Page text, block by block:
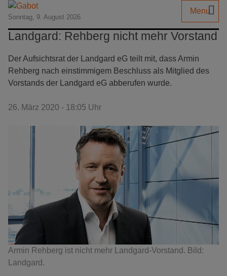
Sonntag, 9. August 2026
Menu
Landgard: Rehberg nicht mehr Vorstand
Der Aufsichtsrat der Landgard eG teilt mit, dass Armin
Rehberg nach einstimmigem Beschluss als Mitglied des
Vorstands der Landgard eG abberufen wurde.
26. März 2020 - 18:05 Uhr
Armin Rehberg ist nicht mehr Landgard-Vorstand. Bild:
Landgard.